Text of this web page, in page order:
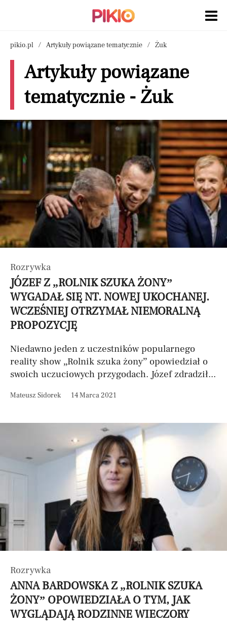
pikio.pl Artykuły powiązane tematycznie Żuk
Artykuły powiązane
tematycznie - Żuk
Rozrywka
JÓZEF Z „ROLNIK SZUKA ŻONY”
WYGADAŁ SIĘ NT. NOWEJ UKOCHANEJ.
WCZEŚNIEJ OTRZYMAŁ NIEMORALNĄ
PROPOZYCJĘ
Niedawno jeden z uczestników popularnego
reality show „Rolnik szuka żony” opowiedział o
swoich uczuciowych przygodach. Józef zdradził...
Mateusz Sidorek 14 Marca 2021
Rozrywka
ANNA BARDOWSKA Z „ROLNIK SZUKA
ŻONY” OPOWIEDZIAŁA O TYM, JAK
WYGLĄDAJĄ RODZINNE WIECZORY